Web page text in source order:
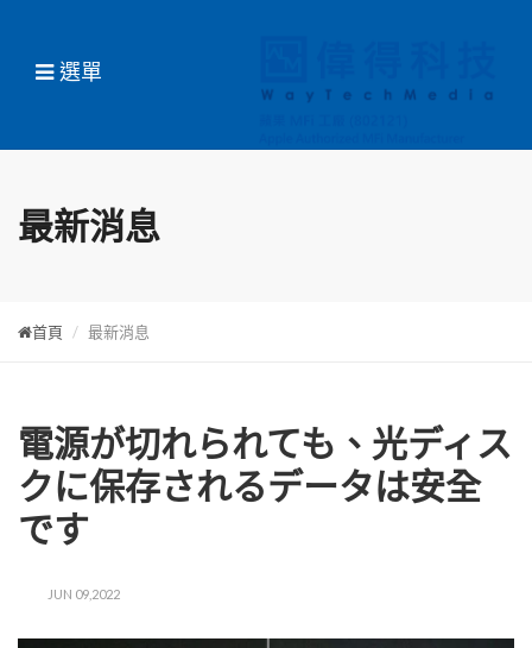
選單
最新消息
首頁 最新消息
電源が切れられても、光ディス
クに保存されるデータは安全
です
JUN 09,2022